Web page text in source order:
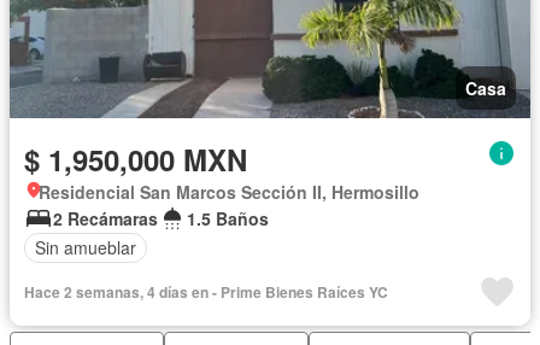
Casa
$ 1,950,000 MXN
Residencial San Marcos Sección II, Hermosillo
2 Recámaras
1.5 Baños
Sin amueblar
Hace 2 semanas, 4 días en - Prime Bienes Raíces YC